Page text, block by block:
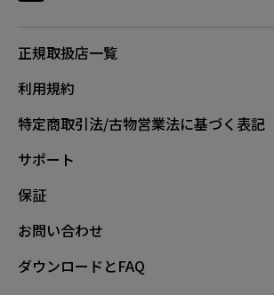
正規取扱店一覧
利用規約
特定商取引法/古物営業法に基づく表記
サポート
保証
お問い合わせ
ダウンロードとFAQ